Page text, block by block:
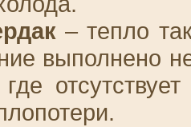
– тепло
выполнено